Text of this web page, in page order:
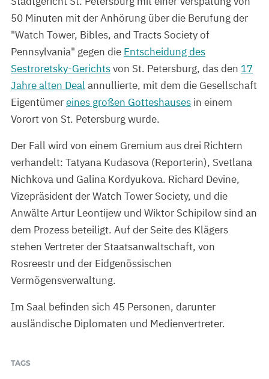
50 Minuten mit der Anhörung über die Berufung der
"Watch Tower, Bibles, and Tracts Society of
Pennsylvania" gegen die Entscheidung des
Sestroretsky-Gerichtsvon St. Petersburg, das den 17
Jahre alten Dealannullierte, mit dem die Gesellschaft
Eigentümereines großen Gotteshauses in einem
Vorort von St. Petersburg wurde.
Der Fall wird von einem Gremium aus drei Richtern
verhandelt: Tatyana Kudasova (Reporterin), Svetlana
Nichkova und Galina Kordyukova. Richard Devine,
Vizepräsident der Watch Tower Society, und die
Anwälte Artur Leontijew und Wiktor Schipilow sind an
dem Prozess beteiligt. Auf der Seite des Klägers
stehen Vertreter der Staatsanwaltschaft, von
Rosreestr und der Eidgenössischen
Vermögensverwaltung.
Im Saal befinden sich 45 Personen, darunter
ausländische Diplomaten und Medienvertreter.
TAGS